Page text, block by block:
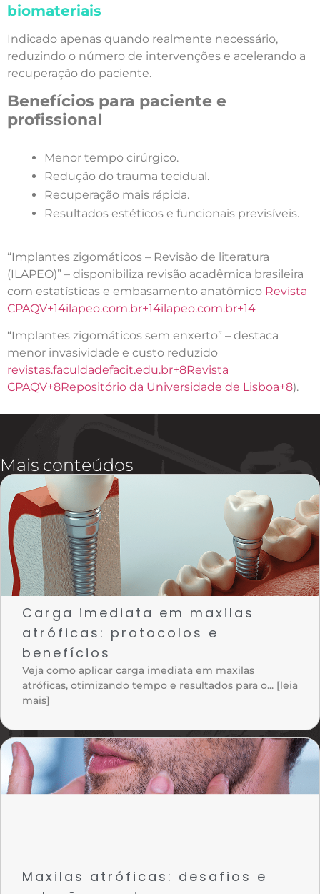
biomateriais
Indicado apenas quando realmente necessário,
reduzindo o número de intervenções e acelerando a
recuperação do paciente.
Benefícios para paciente e
profissional
Menor tempo cirúrgico.
Redução do trauma tecidual.
Recuperação mais rápida.
Resultados estéticos e funcionais previsíveis.
“Implantes zigomáticos – Revisão de literatura
(ILAPEO)” – disponibiliza revisão acadêmica brasileira
com estatísticas e embasamento anatômico Revista
CPAQV+14ilapeo.com.br+14ilapeo.com.br+14
“Implantes zigomáticos sem enxerto” – destaca
menor invasividade e custo reduzido
revistas.faculdadefacit.edu.br+8Revista
CPAQV+8Repositório da Universidade de Lisboa+8).
Mais conteúdos
Carga imediata em maxilas
atróficas: protocolos e
benefícios
Veja como aplicar carga imediata em maxilas
atróficas, otimizando tempo e resultados para o... [leia
mais]
Maxilas atróficas: desafios e